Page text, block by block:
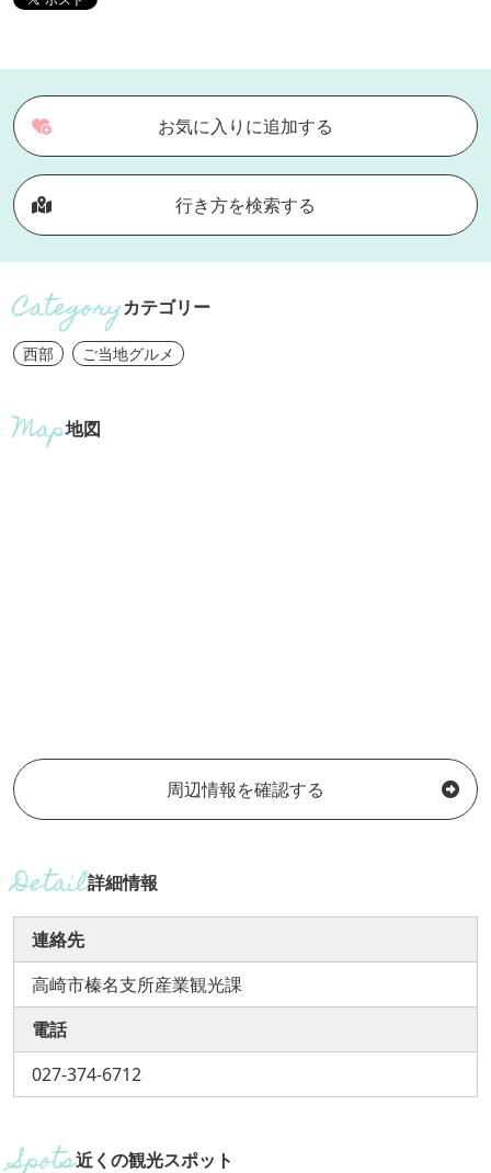
お気に入りに追加する
行き方を検索する
カテゴリー
西部 ご当地グルメ
地図
周辺情報を確認する
詳細情報
連絡先
高崎市榛名支所産業観光課
電話
027-374-6712
近くの観光スポット